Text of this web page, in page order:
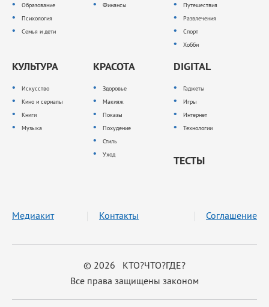
Образование
Психология
Семья и дети
Финансы
Путешествия
Развлечения
Спорт
Хобби
КУЛЬТУРА
Искусство
Кино и сериалы
Книги
Музыка
КРАСОТА
Здоровье
Макияж
Показы
Похудение
Стиль
Уход
DIGITAL
Гаджеты
Игры
Интернет
Технологии
ТЕСТЫ
© 2026 КТО?ЧТО?ГДЕ?
Все права защищены законом
Медиакит Контакты Соглашение